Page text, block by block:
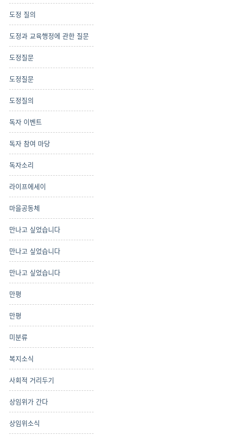
도정 질의
도정과 교육행정에 관한 질문
도정질문
도정질문
도정질의
독자 이벤트
독자 참여 마당
독자소리
라이프에세이
마을공동체
만나고 싶었습니다
만나고 싶었습니다
만나고 싶었습니다
만평
만평
미분류
복지소식
사회적 거리두기
상임위가 간다
상임위소식